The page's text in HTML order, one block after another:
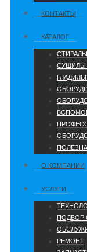
КОНТАКТЫ
КАТАЛОГ
О КОМПАНИИ
УCЛУГИ
ПОДБОР
РЕМОНТ